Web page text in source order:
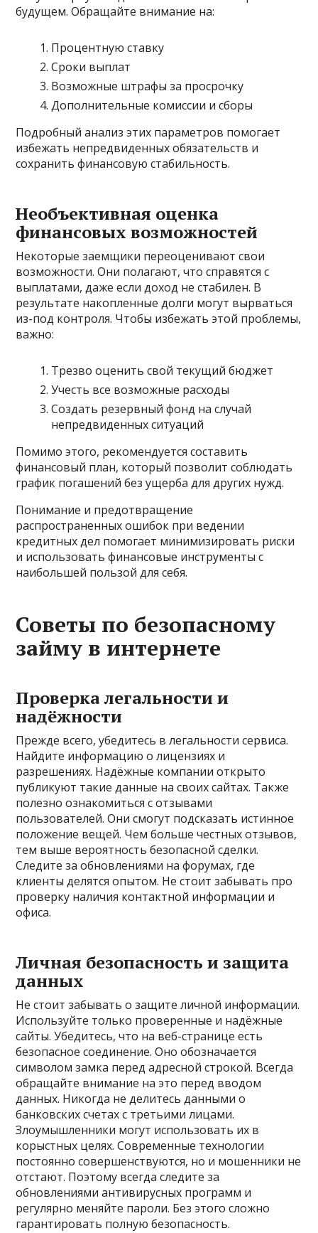
будущем. Обращайте внимание на:
Процентную ставку
Сроки выплат
Возможные штрафы за просрочку
Дополнительные комиссии и сборы
Подробный анализ этих параметров помогает
избежать непредвиденных обязательств и
сохранить финансовую стабильность.
Необъективная оценка
финансовых возможностей
Некоторые заемщики переоценивают свои
возможности. Они полагают, что справятся с
выплатами, даже если доход не стабилен. В
результате накопленные долги могут вырваться
из-под контроля. Чтобы избежать этой проблемы,
важно:
Трезво оценить свой текущий бюджет
Учесть все возможные расходы
Создать резервный фонд на случай
непредвиденных ситуаций
Помимо этого, рекомендуется составить
финансовый план, который позволит соблюдать
график погашений без ущерба для других нужд.
Понимание и предотвращение
распространенных ошибок при ведении
кредитных дел помогает минимизировать риски
и использовать финансовые инструменты с
наибольшей пользой для себя.
Советы по безопасному
займу в интернете
Проверка легальности и
надёжности
Прежде всего, убедитесь в легальности сервиса.
Найдите информацию о лицензиях и
разрешениях. Надёжные компании открыто
публикуют такие данные на своих сайтах. Также
полезно ознакомиться с отзывами
пользователей. Они смогут подсказать истинное
положение вещей. Чем больше честных отзывов,
тем выше вероятность безопасной сделки.
Следите за обновлениями на форумах, где
клиенты делятся опытом. Не стоит забывать про
проверку наличия контактной информации и
офиса.
Личная безопасность и защита
данных
Не стоит забывать о защите личной информации.
Используйте только проверенные и надёжные
сайты. Убедитесь, что на веб-странице есть
безопасное соединение. Оно обозначается
символом замка перед адресной строкой. Всегда
обращайте внимание на это перед вводом
данных. Никогда не делитесь данными о
банковских счетах с третьими лицами.
Злоумышленники могут использовать их в
корыстных целях. Современные технологии
постоянно совершенствуются, но и мошенники не
отстают. Поэтому всегда следите за
обновлениями антивирусных программ и
регулярно меняйте пароли. Без этого сложно
гарантировать полную безопасность.